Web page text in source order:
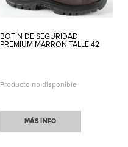
BOTIN DE SEGURIDAD
PREMIUM MARRON TALLE 42
Producto no disponible
MÁS INFO